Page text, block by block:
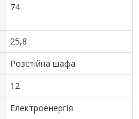
74
25,8
Розстійна шафа
12
Електроенергія